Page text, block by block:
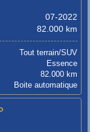
07-2022
82.000 km
Tout terrain/SUV
Essence
82.000 km
Boite automatique